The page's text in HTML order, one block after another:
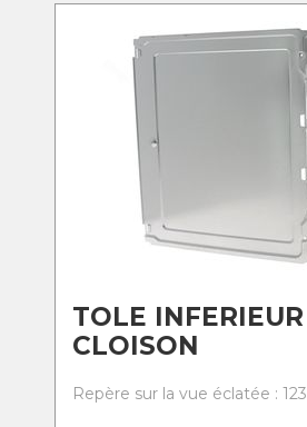
TOLE INFERIEUR
CLOISON
Repère sur la vue éclatée : 123